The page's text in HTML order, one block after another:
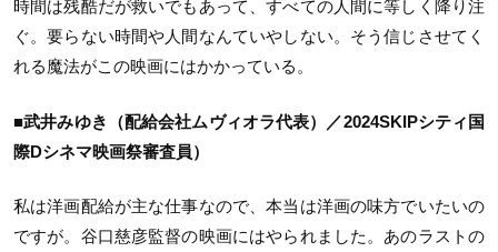
時間は残酷だが救いでもあって、すべての人間に等しく降り注
ぐ。要らない時間や人間なんていやしない。そう信じさせてく
れる魔法がこの映画にはかかっている。
■武井みゆき（配給会社ムヴィオラ代表）／2024SKIPシティ国
際Dシネマ映画祭審査員）
私は洋画配給が主な仕事なので、本当は洋画の味方でいたいの
ですが。谷口慈彦監督の映画にはやられました。あのラストの